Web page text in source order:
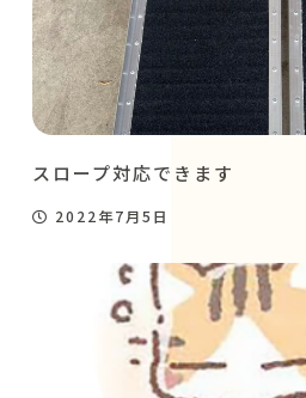
スロープ対応できます
2022年7月5日